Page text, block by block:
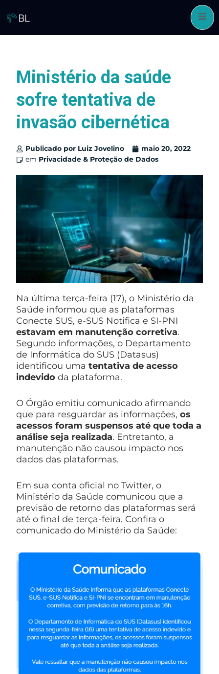
Pular
para
Ministério da saúde
sofre tentativa de
invasão cibernética
Publicado por Luiz Jovelino
maio 20, 2022
em Privacidade & Proteção de Dados
Na última terça-feira (17), o Ministério da
Saúde informou que as plataformas
Conecte SUS, e-SUS Notifica e SI-PNI
estavam em manutenção corretiva.
Segundo informações, o Departamento
de Informática do SUS (Datasus)
identificou uma tentativa de acesso
indevido da plataforma.
O Órgão emitiu comunicado afirmando
que para resguardar as informações, os
acessos foram suspensos até que toda a
análise seja realizada. Entretanto, a
manutenção não causou impacto nos
dados das plataformas.
Em sua conta oficial no Twitter, o
Ministério da Saúde comunicou que a
previsão de retorno das plataformas será
até o final de terça-feira. Confira o
comunicado do Ministério da Saúde: